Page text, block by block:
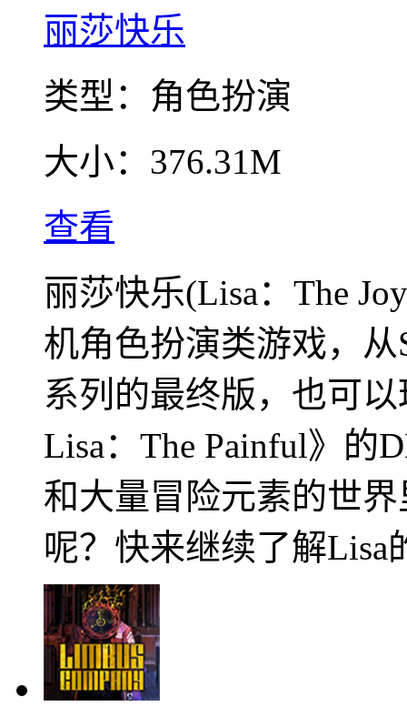
丽莎快乐
类型： 角色扮演
大小： 376.31M
查看
丽莎快乐(Lisa：The
机角色扮演类游戏，从
系列的最终版，也可
Lisa：The Painful》的
和大量冒险元素的世
呢？快来继续了解Lisa